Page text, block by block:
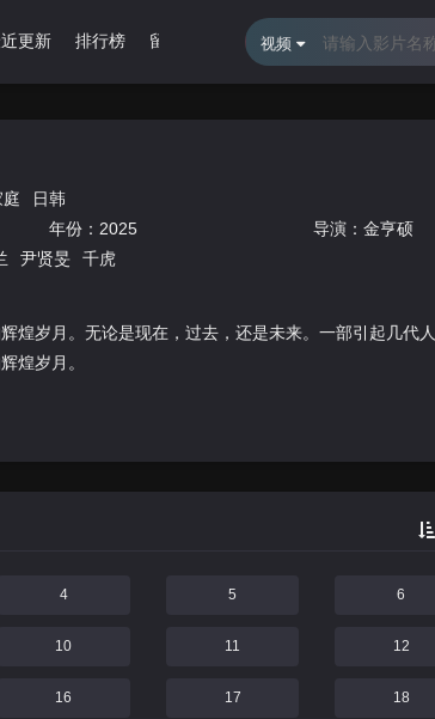
更新 排行榜 留言报错 视频
日韩
年份： 2025 导演：金亨硕
尹贤旻
千虎
煌岁月。无论是现在，过去，还是未来。一部引起几代
煌岁月。
4 5 6
10 11 12
16 17 18